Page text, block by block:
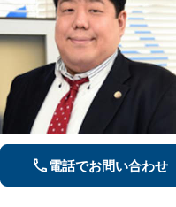
電話でお問い合わせ